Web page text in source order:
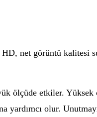
net görüntü
ölçüde etkiler.
yardımcı olur.